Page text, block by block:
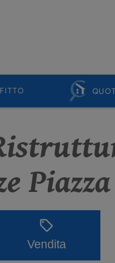
sell
Vendita